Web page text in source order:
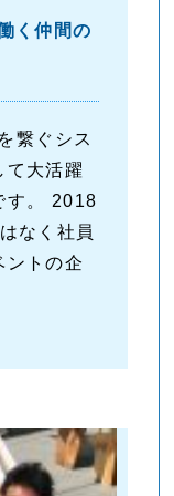
く仲間の
繋ぐシス
て大活躍
す。 2018
なく社員
ントの企